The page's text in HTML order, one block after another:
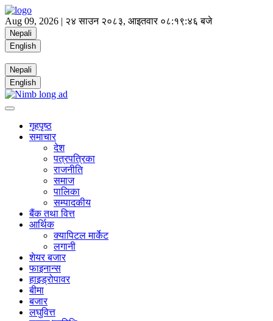
Aug 09, 2026 | २४ साउन २०८३, आइतवार ०८:१९:४६ बजे
Nepali
English
Nepali
English
गृहपृष्ठ
समाचार
देश
पत्रपत्रिका
राजनीति
समाज
पालिका
सम्पादकीय
बैंक तथा वित्त
आर्थिक
क्यापिटल मार्केट
लगानी
शेयर बजार
फाइनान्स
हाइड्रोपावर
बीमा
बजार
लघुवित्त